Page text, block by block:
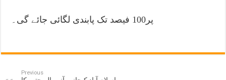
پر100 فیصد تک پابندی لگائی جائے گی۔
Previous